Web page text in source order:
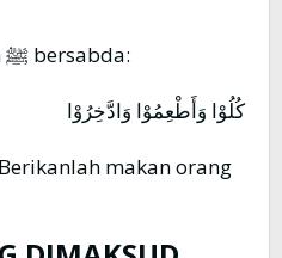
Begitu pula Rasûlullâh ﷺ bersabda:
كُلُوْا وَأَطْعِمُوْا وَادَّخِرُوْا
makan orang